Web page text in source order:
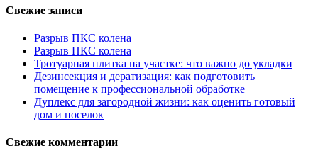
Свежие записи
Разрыв ПКС колена
Разрыв ПКС колена
Тротуарная плитка на участке: что важно до укладки
Дезинсекция и дератизация: как подготовить
помещение к профессиональной обработке
Дуплекс для загородной жизни: как оценить готовый
дом и поселок
Свежие комментарии